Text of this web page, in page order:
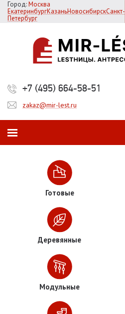
Город:Москва
ЕкатеринбургКазаньНовосибирскСанкт-
Петербург
+7 (495) 664-58-51
zakaz@mir-lest.ru
Готовые
Деревянные
Модульные